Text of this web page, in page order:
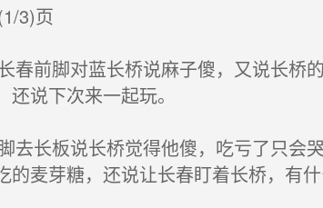
3)页
春前脚对蓝长桥说麻子傻，又说长桥
还说下次来一起玩。
去长板说长桥觉得他傻，吃亏了只会
的麦芽糖，还说让长春盯着长桥，有什